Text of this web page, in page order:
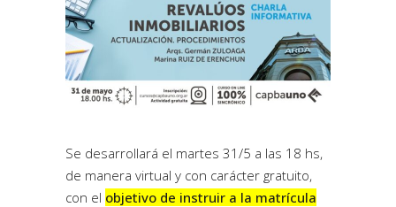
Se desarrollará el martes 31/5 a las 18 hs,
de manera virtual y con carácter gratuito,
con el objetivo de instruir a la matrícula